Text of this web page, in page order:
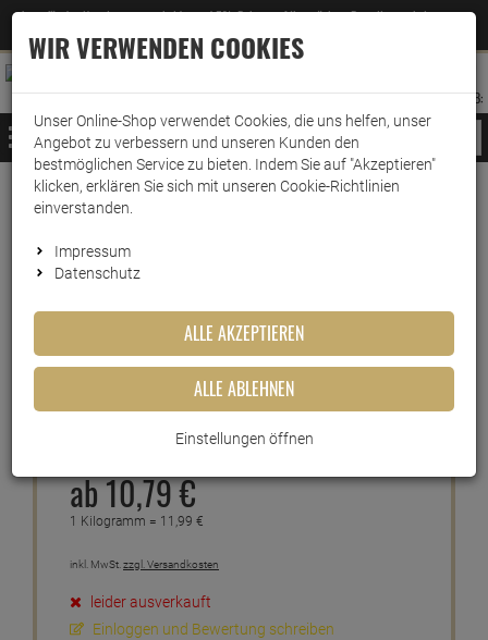
Jetzt für den Newsletter entscheiden und 5% Rabatt auf Ihre nächste Bestellung erhalten
–Zum Newsletter
ANMELDEN
AUFKLAPPEN
MERKZETTEL
WARENKORB:
MENÜ
Manner Wien Neapolitaner
Waffeln 75g Zitronencreme
Schnitten
10013273
Kurzbeschreibung
ab10,79€
1 Kilogramm = 11,99 €
inkl. MwSt. zzgl. Versandkosten
leider ausverkauft
Einloggen und Bewertung schreiben
WIR VERWENDEN COOKIES
Unser Online-Shop verwendet Cookies, die uns helfen, unser
Angebot zu verbessern und unseren Kunden den
bestmöglichen Service zu bieten. Indem Sie auf "Akzeptieren"
klicken, erklären Sie sich mit unseren Cookie-Richtlinien
einverstanden.
Impressum
Datenschutz
ALLE AKZEPTIEREN
ALLE ABLEHNEN
Einstellungen öffnen